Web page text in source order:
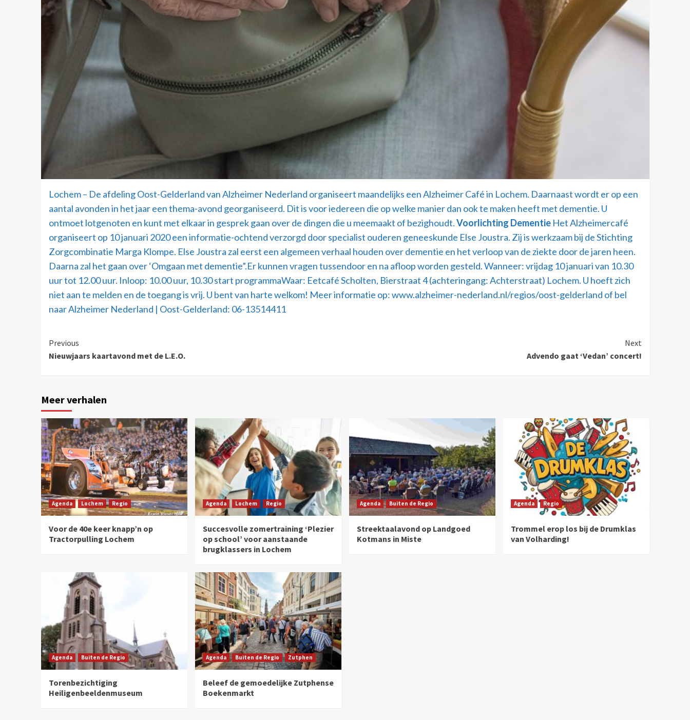
Lochem – De afdeling Oost-Gelderland van Alzheimer Nederland organiseert maandelijks een Alzheimer Café in Lochem. Daarnaast wordt er op een
aantal avonden in het jaar een thema-avond georganiseerd. Dit is voor iedereen die op welke manier dan ook te maken heeft met dementie. U
ontmoet lotgenoten en kunt met elkaar in gesprek gaan over de dingen die u meemaakt of bezighoudt.Voorlichting DementieHet Alzheimercafé
organiseert op 10 januari 2020 een informatie-ochtend verzorgd door specialist ouderen geneeskunde Else Joustra. Zij is werkzaam bij de Stichting
Zorgcombinatie Marga Klompe. Else Joustra zal eerst een algemeen verhaal houden over dementie en het verloop van de ziekte door de jaren heen.
Daarna zal het gaan over ‘Omgaan met dementie”.Er kunnen vragen tussendoor en na afloop worden gesteld. Wanneer: vrijdag 10 januari van 10.30
uur tot 12.00 uur. Inloop: 10.00 uur, 10.30 start programmaWaar: Eetcafé Scholten, Bierstraat 4 (achteringang: Achterstraat) Lochem. U hoeft zich
niet aan te melden en de toegang is vrij. U bent van harte welkom! Meer informatie op: www.alzheimer-nederland.nl/regios/oost-gelderland of bel
naar Alzheimer Nederland | Oost-Gelderland: 06-13514411
Previous
Nieuwjaars kaartavond met de L.E.O.
Next
Advendo gaat ‘Vedan’ concert!
Meer verhalen
Agenda Lochem Regio
Voor de 40e keer knapp’n op
Tractorpulling Lochem
Agenda Lochem Regio
Succesvolle zomertraining ‘Plezier
op school’ voor aanstaande
brugklassers in Lochem
Agenda Buiten de Regio
Streektaalavond op Landgoed
Kotmans in Miste
Agenda Regio
Trommel erop los bij de Drumklas
van Volharding!
Agenda Buiten de Regio
Torenbezichtiging
Heiligenbeeldenmuseum
Agenda Buiten de Regio Zutphen
Beleef de gemoedelijke Zutphense
Boekenmarkt